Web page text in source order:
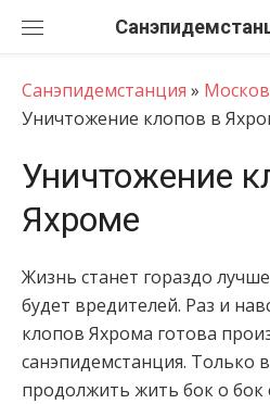
Санэпидемстанция »
Уничтожение клопов в
Уничтожение
Яхроме
Жизнь станет гораздо
будет вредителей. Раз и
клопов Яхрома готова
санэпидемстанция. Только
продолжить жить бок о бок